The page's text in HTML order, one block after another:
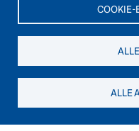
COOKIE-
ALLE
Footer area
+49 6221 / 54 32 65
hadw@hadw-bw.de